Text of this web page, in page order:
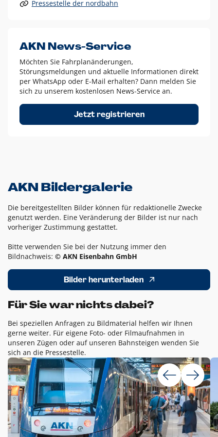
Alle anderen Logo-Varianten dürfen nur in Ausnahmefällen
Diese Ausnahmen sind zum Beispiel:
dem AKN Blau,
weißes Logo auf Fotohintergründen,
schwarzes Logo für reine Schwarz-Weiß-Umsetzungen
Um das Logo herum muss ein Schutzraum von jeweils einer
Höhe bzw. Breite des N aus AKN in alle Richtungen
Pressestelle der nordbahn
AKN News-Service
Möchten Sie Fahrplanänderungen,
Störungsmeldungen und aktuelle Informationen direkt
per WhatsApp oder E-Mail erhalten? Dann melden Sie
sich zu unserem kostenlosen News-Service an.
Jetzt registrieren
AKN Bildergalerie
Die bereitgestellten Bilder können für redaktionelle Zwecke
genutzt werden. Eine Veränderung der Bilder ist nur nach
vorheriger Zustimmung gestattet.
Bitte verwenden Sie bei der Nutzung immer den
Bildnachweis: © AKN Eisenbahn GmbH
Bilder herunterladen
Für Sie war nichts dabei?
Bei speziellen Anfragen zu Bildmaterial helfen wir Ihnen
gerne weiter. Für eigene Foto- oder Filmaufnahmen in
unseren Zügen oder auf unseren Bahnsteigen wenden Sie
sich an die Pressestelle.